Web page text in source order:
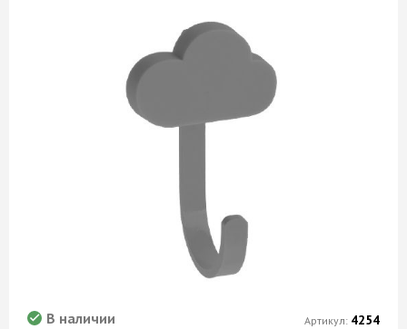
В наличии Артикул: 4254